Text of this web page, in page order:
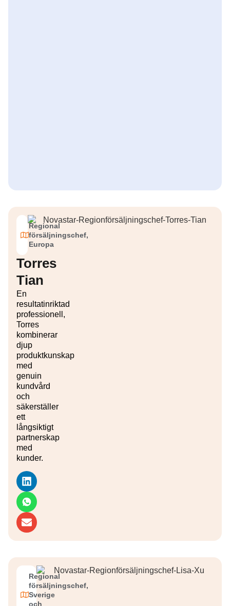
Regional
försäljningschef,
Europa
Torres
Tian
En
resultatinriktad
professionell,
Torres
kombinerar
djup
produktkunskap
med
genuin
kundvård
och
säkerställer
ett
långsiktigt
partnerskap
med
kunder.
Regional
försäljningschef,
Sverige
och